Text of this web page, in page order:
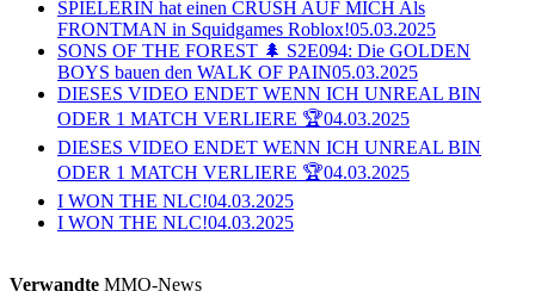
SPIELERIN hat einen CRUSH AUF MICH Als
FRONTMAN in Squidgames Roblox!05.03.2025
SONS OF THE FOREST 🌲 S2E094: Die GOLDEN
BOYS bauen den WALK OF PAIN05.03.2025
DIESES VIDEO ENDET WENN ICH UNREAL BIN
ODER 1 MATCH VERLIERE 🏆04.03.2025
DIESES VIDEO ENDET WENN ICH UNREAL BIN
ODER 1 MATCH VERLIERE 🏆04.03.2025
I WON THE NLC!04.03.2025
I WON THE NLC!04.03.2025
Verwandte MMO-News